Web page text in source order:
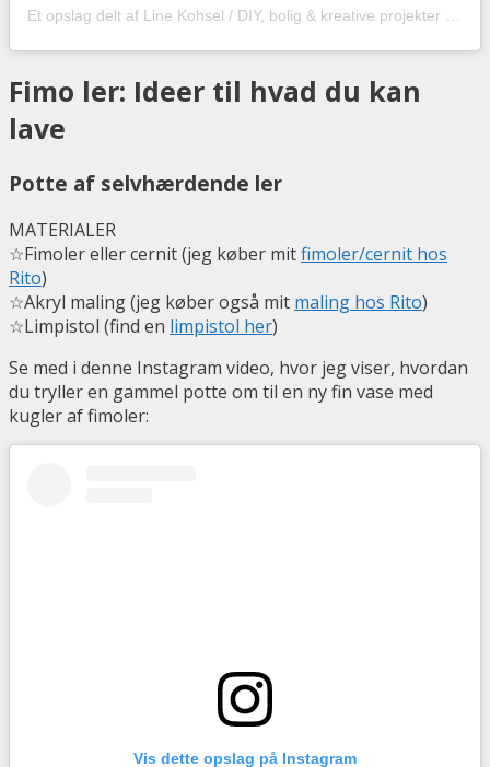
Fimo ler: Ideer til hvad du kan
lave
Potte af selvhærdende ler
MATERIALER
☆Fimoler eller cernit (jeg køber mitfimoler/cernit hos
Rito)
☆Akryl maling (jeg køber også mit maling hos Rito)
☆Limpistol (find en limpistol her)
Se med i denne Instagram video, hvor jeg viser, hvordan
du tryller en gammel potte om til en ny fin vase med
kugler af fimoler:
Vis dette opslag på Instagram